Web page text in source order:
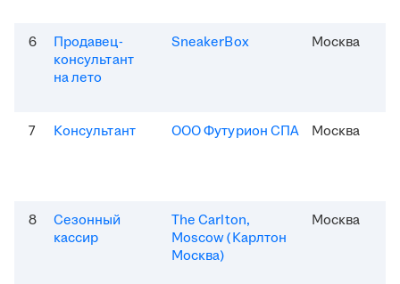
6
Продавец-
консультант
на лето
SneakerBox Москва
7 Консультант ООО Футурион СПА Москва
8
Сезонный
кассир
The Carlton,
Moscow (Карлтон
Москва)
Москва